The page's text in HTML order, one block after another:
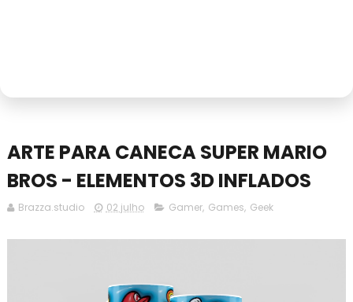
ARTE PARA CANECA SUPER MARIO
BROS - ELEMENTOS 3D INFLADOS
Brazza.studio 02 julho Gamer, Games, Geek